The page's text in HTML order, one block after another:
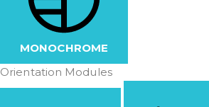
MONOCHROME
Orientation Modules